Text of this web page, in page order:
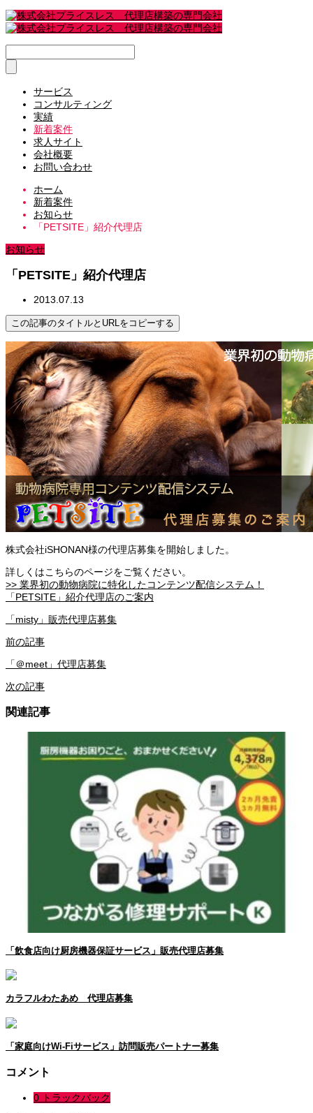
サービス
コンサルティング
実績
新着案件
求人サイト
会社概要
お問い合わせ
ホーム
新着案件
お知らせ
「PETSITE」紹介代理店
お知らせ
「PETSITE」紹介代理店
2013.07.13
この記事のタイトルとURLをコピーする
株式会社iSHONAN様の代理店募集を開始しました。
詳しくはこちらのページをご覧ください。
>> 業界初の動物病院に特化したコンテンツ配信システム！
「PETSITE」紹介代理店のご案内
「misty」販売代理店募集
前の記事
「＠meet」代理店募集
次の記事
関連記事
「飲食店向け厨房機器保証サービス」販売代理店募集
カラフルわたあめ 代理店募集
「家庭向けWi-Fiサービス」訪問販売パートナー募集
コメント
0 トラックバック